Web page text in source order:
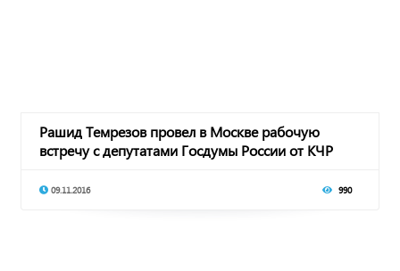
Рашид Темрезов провел в Москве рабочую
встречу с депутатами Госдумы России от КЧР
09.11.2016 990